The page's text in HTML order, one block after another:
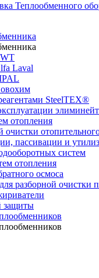
Laval
SteelTEX®
отопления
очистки
пассивации и
систем
отопления
осмоса
разборной очистки
защиты